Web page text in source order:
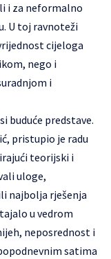
i za neformalno
U toj ravnoteži
cijeloga
nego i
i
buduće predstave.
pristupio je radu
teorijski i
uloge,
najbolja rješenja
u vedrom
neposrednost i
satima